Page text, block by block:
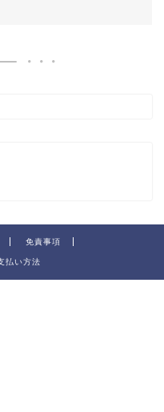
免責事項
い方法